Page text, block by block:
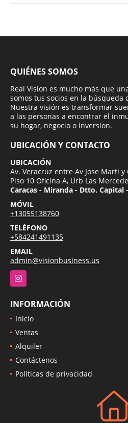
QUIÉNES SOMOS
Real Vision es mucho más que
somos tus socios en la búsqueda
Nuestra visión es transformar
a las personas a encontrar el
su hogar, negocio o inversion.
UBICACIÓN Y CONTACTO
UBICACIÓN
Av. Veracruz entre Av Jose Marti y
Piso 10 Oficina A, Urb Las
Caracas - Miranda - Dtto. Capital
MÓVIL
+13055138760
TELÉFONO
+584241491135
EMAIL
admin@visionbusiness.us
Instagram
INFORMACIÓN
Inicio
Ventas
Alquiler
Contáctenos
Políticas de privacidad